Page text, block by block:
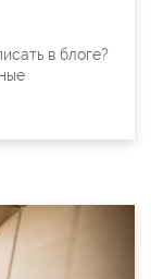
в блоге?